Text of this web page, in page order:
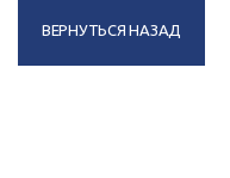
ВЕРНУТЬСЯ НАЗАД